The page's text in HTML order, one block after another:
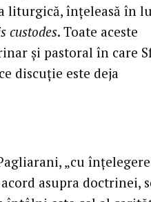
liturgică, înțeleasă în
custodes. Toate aceste
și pastoral în care
discuție este deja
„cu
asupra doctrinei,